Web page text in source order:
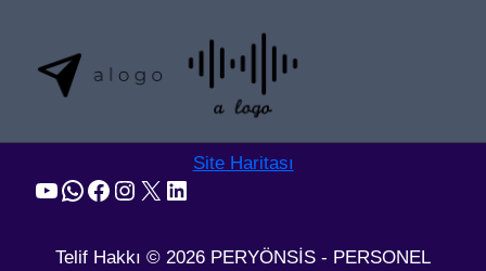
Site Haritası
YouTube WhatsApp Facebook Instagram X LinkedIn
Telif Hakkı © 2026 PERYÖNSİS - PERSONEL